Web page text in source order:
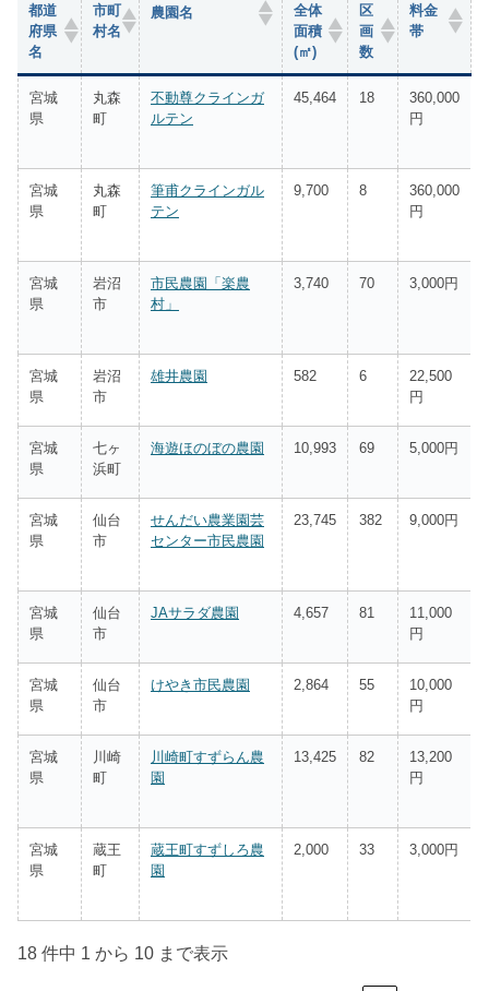
都道
府県
名
市町
村名
農園名
全体
面積
(㎡)
区
画
数
料金
帯
宮城
県
丸森
町
不動尊クラインガ
ルテン
45,464 18
360,000
円
宮城
県
丸森
町
筆甫クラインガル
テン
9,700 8
360,000
円
宮城
県
岩沼
市
市民農園「楽農
村」
3,740 70 3,000円
宮城
県
岩沼
市
雄井農園 582 6
22,500
円
宮城
県
七ヶ
浜町
海遊ほのぼの農園 10,993 69 5,000円
宮城
県
仙台
市
せんだい農業園芸
センター市民農園
23,745 382 9,000円
宮城
県
仙台
市
JAサラダ農園 4,657 81
11,000
円
宮城
県
仙台
市
けやき市民農園 2,864 55
10,000
円
宮城
県
川崎
町
川崎町すずらん農
園
13,425 82
13,200
円
宮城
県
蔵王
町
蔵王町すずしろ農
園
2,000 33 3,000円
18 件中 1 から 10 まで表示